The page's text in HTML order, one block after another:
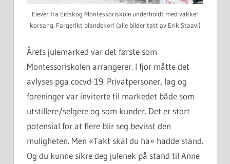
Elever fra Eidskog Montessoriskole underholdt med vakker
korsang. Fargerikt blandekor! (alle bilder tatt av Erik Staavi)
Årets julemarked var det første som
Montessoriskolen arrangerer. I fjor måtte det
avlyses pga cocvd-19. Privatpersoner, lag og
foreninger var inviterte til markedet både som
utstillere/selgere og som kunder. Det er stort
potensial for at flere blir seg bevisst den
muligheten. Men «Takt skal du ha» hadde stand.
Og du kunne sikre deg julenek på stand til Anne